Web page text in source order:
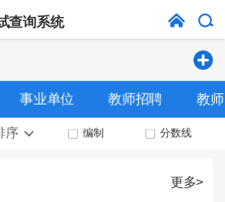
查询系统
事业单位 教师招聘 教
序 编制 分数线
更多>